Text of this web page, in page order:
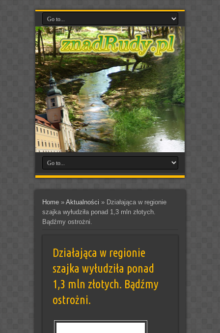
Home» Aktualności » Działająca w regionie
szajka wyłudziła ponad 1,3 mln złotych.
Bądźmy ostrożni.
Działająca w regionie
szajka wyłudziła ponad
1,3 mln złotych. Bądźmy
ostrożni.